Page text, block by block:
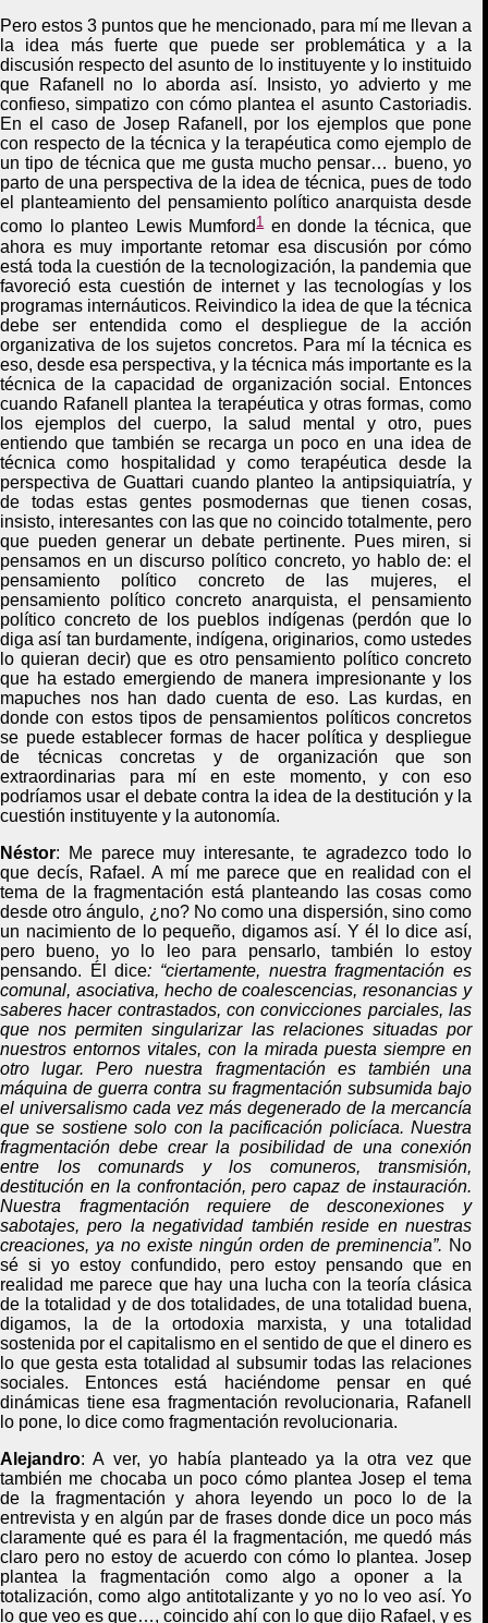
Pero estos 3 puntos que he mencionado, para mí me llevan a
la idea más fuerte que puede ser problemática y a la
discusión respecto del asunto de lo instituyente y lo instituido
que Rafanell no lo aborda así. Insisto, yo advierto y me
confieso, simpatizo con cómo plantea el asunto Castoriadis.
En el caso de Josep Rafanell, por los ejemplos que pone
con respecto de la técnica y la terapéutica como ejemplo de
un tipo de técnica que me gusta mucho pensar… bueno, yo
parto de una perspectiva de la idea de técnica, pues de todo
el planteamiento del pensamiento político anarquista desde
como lo planteo Lewis Mumford1en donde la técnica, que
ahora es muy importante retomar esa discusión por cómo
está toda la cuestión de la tecnologización, la pandemia que
favoreció esta cuestión de internet y las tecnologías y los
programas internáuticos. Reivindico la idea de que la técnica
debe ser entendida como el despliegue de la acción
organizativa de los sujetos concretos. Para mí la técnica es
eso, desde esa perspectiva, y la técnica más importante es la
técnica de la capacidad de organización social. Entonces
cuando Rafanell plantea la terapéutica y otras formas, como
los ejemplos del cuerpo, la salud mental y otro, pues
entiendo que también se recarga un poco en una idea de
técnica como hospitalidad y como terapéutica desde la
perspectiva de Guattari cuando planteo la antipsiquiatría, y
de todas estas gentes posmodernas que tienen cosas,
insisto, interesantes con las que no coincido totalmente, pero
que pueden generar un debate pertinente. Pues miren, si
pensamos en un discurso político concreto, yo hablo de: el
pensamiento político concreto de las mujeres, el
pensamiento político concreto anarquista, el pensamiento
político concreto de los pueblos indígenas (perdón que lo
diga así tan burdamente, indígena, originarios, como ustedes
lo quieran decir) que es otro pensamiento político concreto
que ha estado emergiendo de manera impresionante y los
mapuches nos han dado cuenta de eso. Las kurdas, en
donde con estos tipos de pensamientos políticos concretos
se puede establecer formas de hacer política y despliegue
de técnicas concretas y de organización que son
extraordinarias para mí en este momento, y con eso
podríamos usar el debate contra la idea de la destitución y la
cuestión instituyente y la autonomía.
Néstor:
Me parece muy interesante, te agradezco todo lo
que decís, Rafael. A mí me parece que en realidad con el
tema de la fragmentación está planteando las cosas como
desde otro ángulo, ¿no? No como una dispersión, sino como
un nacimiento de lo pequeño, digamos así. Y él lo dice así,
pero bueno, yo lo leo para pensarlo, también lo estoy
pensando. Él dice: “ciertamente, nuestra fragmentación es
comunal, asociativa, hecho de coalescencias, resonancias y
saberes hacer contrastados, con convicciones parciales, las
que nos permiten singularizar las relaciones situadas por
nuestros entornos vitales, con la mirada puesta siempre en
otro lugar. Pero nuestra fragmentación es también una
máquina de guerra contra su fragmentación subsumida bajo
el universalismo cada vez más degenerado de la mercancía
que se sostiene solo con la pacificación policíaca. Nuestra
fragmentación debe crear la posibilidad de una conexión
entre los comunards y los comuneros, transmisión,
destitución en la confrontación, pero capaz de instauración.
Nuestra fragmentación requiere de desconexiones y
sabotajes, pero la negatividad también reside en nuestras
creaciones, ya no existe ningún orden de preminencia”. No
sé si yo estoyconfundido, pero estoy pensando que en
realidad me parece que hay una lucha con la teoría clásica
de la totalidad y de dos totalidades, de una totalidad buena,
digamos, la de la ortodoxia marxista, y una totalidad
sostenida por el capitalismo en el sentido de que el dinero es
lo que gesta esta totalidad al subsumir todas las relaciones
sociales. Entonces está haciéndome pensar en qué
dinámicas tiene esa fragmentación revolucionaria, Rafanell
lo pone, lo dice como fragmentación revolucionaria.
Alejandro:A ver, yo había planteado ya la otra vez que
también me chocaba un poco cómo plantea Josep el tema
de la fragmentación y ahora leyendo un poco lo de la
entrevista y en algún par de frases donde dice un poco más
claramente qué es para él la fragmentación, me quedó más
claro pero no estoy de acuerdo con cómo lo plantea. Josep
plantea la fragmentación como algo a oponer a la
totalización, como algo antitotalizante y yo no lo veo así. Yo
lo que veo es que…,coincido ahí con lo que dijo Rafael , y es